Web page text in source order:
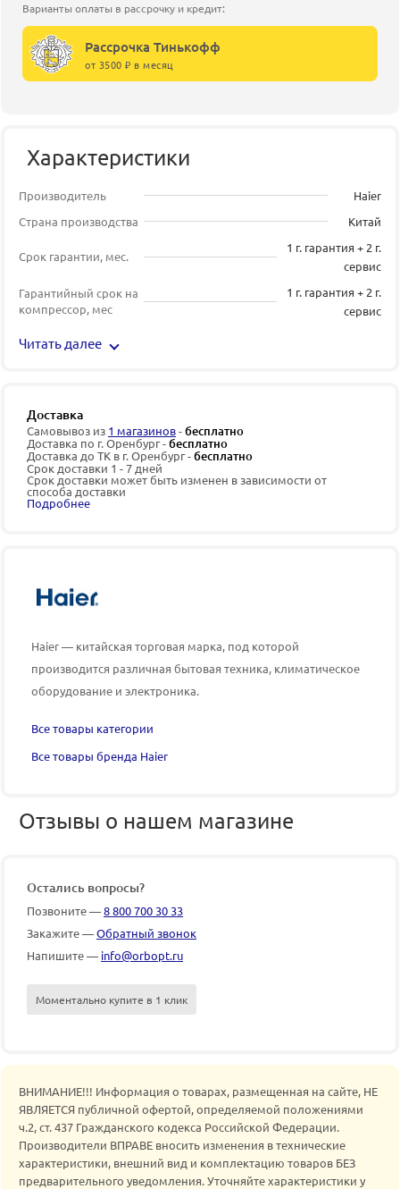
Варианты оплаты в рассрочку и кредит:
Рассрочка Тинькофф
от 3500 ₽ в месяц
Характеристики
Производитель
Haier
Страна производства
Китай
Срок гарантии, мес.
1 г. гарантия + 2 г.
сервис
Гарантийный срок на
компрессор, мес
1 г. гарантия + 2 г.
сервис
Читать далее
Доставка
Самовывоз из 1 магазинов-бесплатно
Доставка по г. Оренбург -бесплатно
Доставка до ТК в г. Оренбург -бесплатно
Срок доставки 1 - 7 дней
Срок доставки может быть изменен в зависимости от
способа доставки
Подробнее
Haier — китайская торговая марка, под которой
производится различная бытовая техника, климатическое
оборудование и электроника.
Все товары категории
Все товары бренда Haier
Отзывы о нашем магазине
Остались вопросы?
Позвоните —8 800 700 30 33
Закажите —Обратный звонок
Напишите — info@orbopt.ru
Моментально купите в 1 клик
ВНИМАНИЕ!!! Информация о товарах, размещенная на сайте, НЕ
ЯВЛЯЕТСЯ публичной офертой, определяемой положениями
ч.2, ст. 437 Гражданского кодекса Российской Федерации.
Производители ВПРАВЕ вносить изменения в технические
характеристики, внешний вид и комплектацию товаров БЕЗ
предварительного уведомления. Уточняйте характеристики у